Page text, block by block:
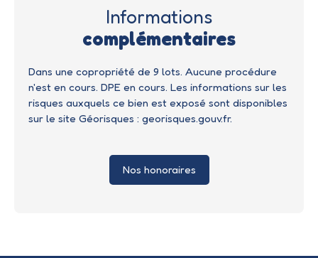
Informations
complémentaires
Dans une copropriété de 9 lots. Aucune procédure
n'est en cours. DPE en cours. Les informations sur les
risques auxquels ce bien est exposé sont disponibles
sur le site Géorisques : georisques.gouv.fr.
Nos honoraires